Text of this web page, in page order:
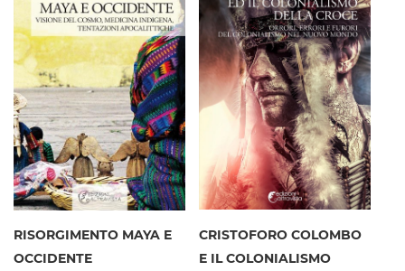
RISORGIMENTO MAYA E
OCCIDENTE
CRISTOFORO COLOMBO
E IL COLONIALISMO